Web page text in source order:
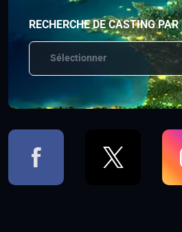
RECHERCHE DE CASTING
Sélectionner